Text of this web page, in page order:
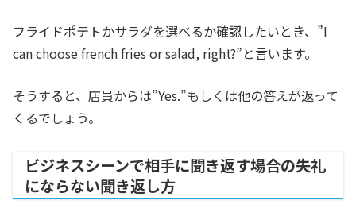
フライドポテトかサラダを選べるか確認したいとき、”I
can choose french fries or salad, right?”と言います。
そうすると、店員からは”Yes.”もしくは他の答えが返って
くるでしょう。
ビジネスシーンで相手に聞き返す場合の失礼
にならない聞き返し方